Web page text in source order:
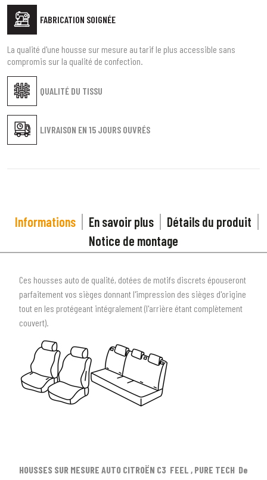
Tous les types arrow_drop_down
FABRICATION SOIGNÉE
QUALITÉ DU TISSU
LIVRAISON EN 15 JOURS OUVRÉS
La qualité d'une housse sur mesure au tarif le plus accessible sans
compromis sur la qualité de confection.
Informations En savoir plus
Détails du produit
Notice de montage
Ces housses auto de qualité, dotées de motifs discrets épouseront
parfaitement vos sièges donnant l'impression des sièges d'origine
tout en les protégeant intégralement (l'arrière étant complètement
couvert).
HOUSSES SUR MESURE AUTO CITROËN C3 FEEL , PURE TECH De